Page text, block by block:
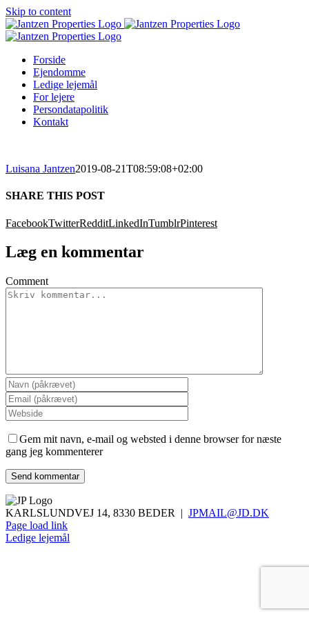
Skip to content
Forside
Ejendomme
Ledige lejemål
For lejere
Persondatapolitik
Kontakt
Luisana Jantzen2019-08-21T08:59:08+02:00
SHARE THIS POST
FacebookTwitterRedditLinkedInTumblrPinterest
Læg en kommentar
Comment
Gem mit navn, e-mail og websted i denne browser for næste
gang jeg kommenterer
KARLSLUNDVEJ 14, 8330 BEDER | JPMAIL@JD.DK
Page load link
Ledige lejemål